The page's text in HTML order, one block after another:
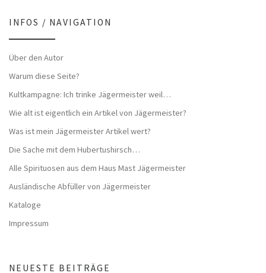
INFOS / NAVIGATION
Über den Autor
Warum diese Seite?
Kultkampagne: Ich trinke Jägermeister weil…
Wie alt ist eigentlich ein Artikel von Jägermeister?
Was ist mein Jägermeister Artikel wert?
Die Sache mit dem Hubertushirsch…
Alle Spirituosen aus dem Haus Mast Jägermeister
Ausländische Abfüller von Jägermeister
Kataloge
Impressum
NEUESTE BEITRÄGE